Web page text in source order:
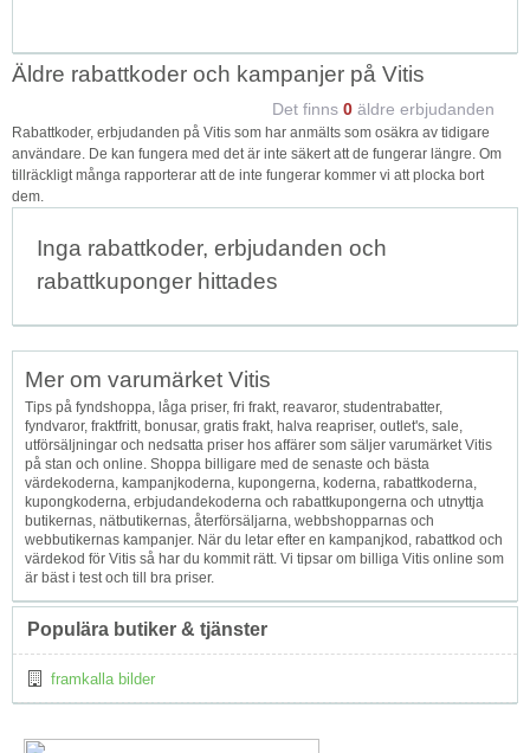
Äldre rabattkoder och kampanjer på Vitis
Det finns 0 äldre erbjudanden
Rabattkoder, erbjudanden på Vitis som har anmälts som osäkra av tidigare
användare. De kan fungera med det är inte säkert att de fungerar längre. Om
tillräckligt många rapporterar att de inte fungerar kommer vi att plocka bort
dem.
Inga rabattkoder, erbjudanden och
rabattkuponger hittades
Mer om varumärket Vitis
Tips på fyndshoppa, låga priser, fri frakt, reavaror, studentrabatter,
fyndvaror, fraktfritt, bonusar, gratis frakt, halva reapriser, outlet's, sale,
utförsäljningar och nedsatta priser hos affärer som säljer varumärket Vitis
på stan och online. Shoppa billigare med de senaste och bästa
värdekoderna, kampanjkoderna, kupongerna, koderna, rabattkoderna,
kupongkoderna, erbjudandekoderna och rabattkupongerna och utnyttja
butikernas, nätbutikernas, återförsäljarna, webbshopparnas och
webbutikernas kampanjer. När du letar efter en kampanjkod, rabattkod och
värdekod för Vitis så har du kommit rätt. Vi tipsar om billiga Vitis online som
är bäst i test och till bra priser.
Populära butiker & tjänster
framkalla bilder